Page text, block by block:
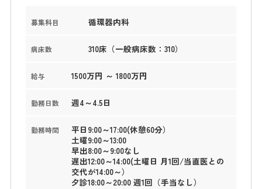
募集科目 循環器内科
病床数 310床（一般病床数：310）
給与 1500万円 ～ 1800万円
勤務日数 週4～4.5日
勤務時間
平日9:00～17:00(休憩60分）
土曜9:00～13:00
早出8:00～9:00なし
遅出12:00～14:00(土曜日 月1回/当直医との
交代が14:00～）
夕診18:00～20:00 週1回（手当なし）